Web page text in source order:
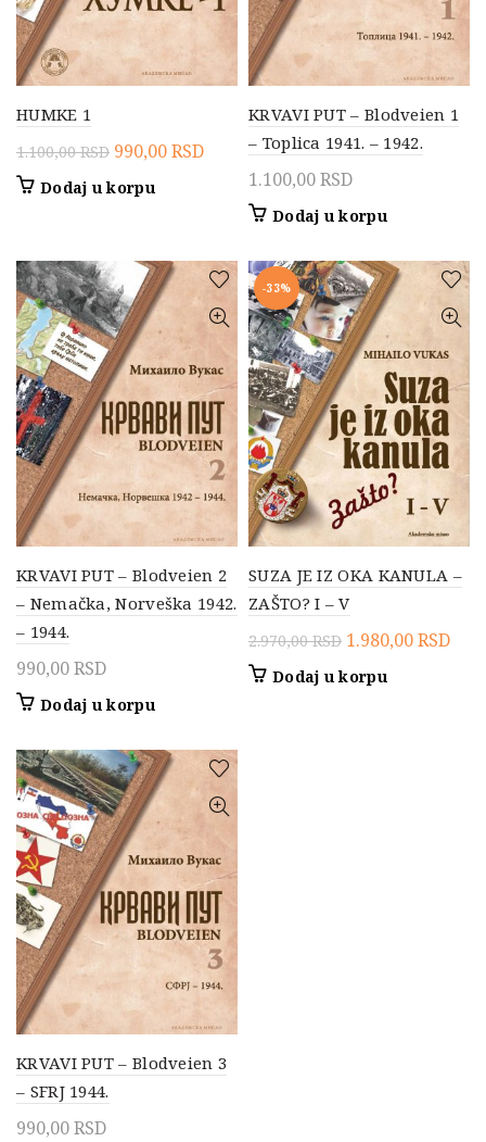
HUMKE 1
1.100,00RSD Originalna
1.100,00 RSD.
990,00RSDTrenutna
Dodaj u korpu
KRVAVI PUT – Blodveien 1
– Toplica 1941. – 1942.
1.100,00RSD
Dodaj u korpu
KRVAVI PUT – Blodveien 2
– Nemačka, Norveška 1942.
– 1944.
990,00RSD
Dodaj u korpu
-33%
SUZA JE IZ OKA KANULA –
ZAŠTO? I – V
2.970,00RSD Originalna
1.980,00RSD
Dodaj u korpu
KRVAVI PUT – Blodveien 3
– SFRJ 1944.
990,00RSD